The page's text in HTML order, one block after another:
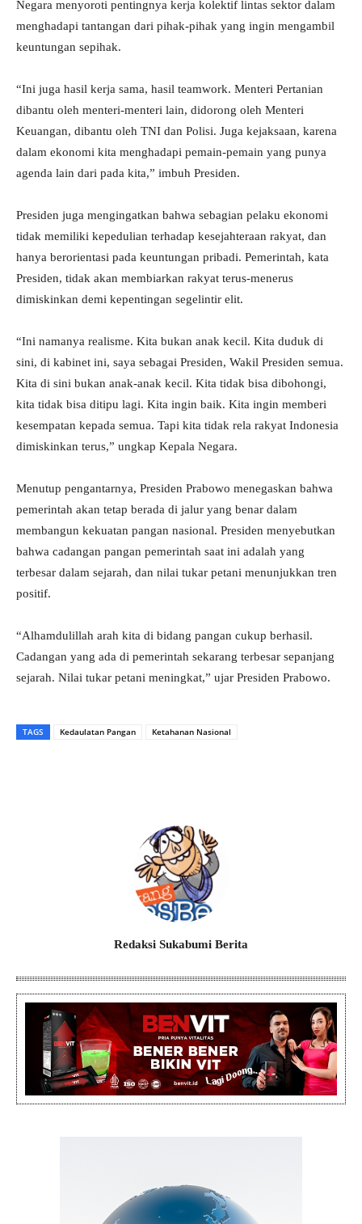
Negara menyoroti pentingnya kerja kolektif lintas sektor dalam
menghadapi tantangan dari pihak-pihak yang ingin mengambil
keuntungan sepihak.
“Ini juga hasil kerja sama, hasil teamwork. Menteri Pertanian
dibantu oleh menteri-menteri lain, didorong oleh Menteri
Keuangan, dibantu oleh TNI dan Polisi. Juga kejaksaan, karena
dalam ekonomi kita menghadapi pemain-pemain yang punya
agenda lain dari pada kita,” imbuh Presiden.
Presiden juga mengingatkan bahwa sebagian pelaku ekonomi
tidak memiliki kepedulian terhadap kesejahteraan rakyat, dan
hanya berorientasi pada keuntungan pribadi. Pemerintah, kata
Presiden, tidak akan membiarkan rakyat terus-menerus
dimiskinkan demi kepentingan segelintir elit.
“Ini namanya realisme. Kita bukan anak kecil. Kita duduk di
sini, di kabinet ini, saya sebagai Presiden, Wakil Presiden semua.
Kita di sini bukan anak-anak kecil. Kita tidak bisa dibohongi,
kita tidak bisa ditipu lagi. Kita ingin baik. Kita ingin memberi
kesempatan kepada semua. Tapi kita tidak rela rakyat Indonesia
dimiskinkan terus,” ungkap Kepala Negara.
Menutup pengantarnya, Presiden Prabowo menegaskan bahwa
pemerintah akan tetap berada di jalur yang benar dalam
membangun kekuatan pangan nasional. Presiden menyebutkan
bahwa cadangan pangan pemerintah saat ini adalah yang
terbesar dalam sejarah, dan nilai tukar petani menunjukkan tren
positif.
“Alhamdulillah arah kita di bidang pangan cukup berhasil.
Cadangan yang ada di pemerintah sekarang terbesar sepanjang
sejarah. Nilai tukar petani meningkat,” ujar Presiden Prabowo.
TAGS Kedaulatan Pangan Ketahanan Nasional
Redaksi Sukabumi Berita